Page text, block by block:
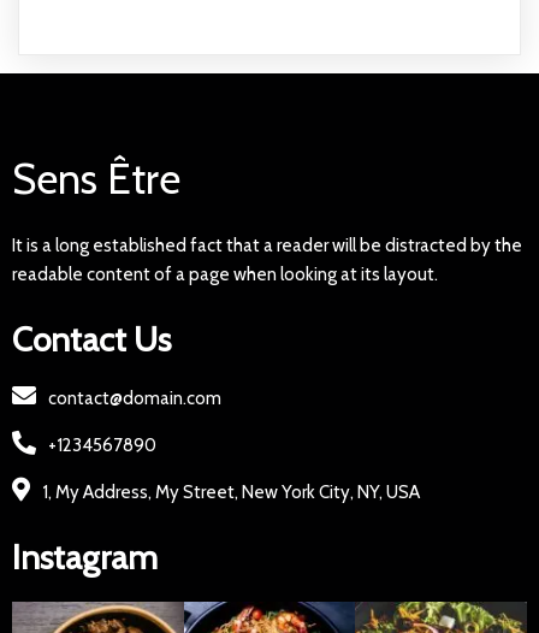
Sens Être
It is a long established fact that a reader will be distracted by the
readable content of a page when looking at its layout.
Contact Us
contact@domain.com
+1234567890
1, My Address, My Street, New York City, NY, USA
Instagram